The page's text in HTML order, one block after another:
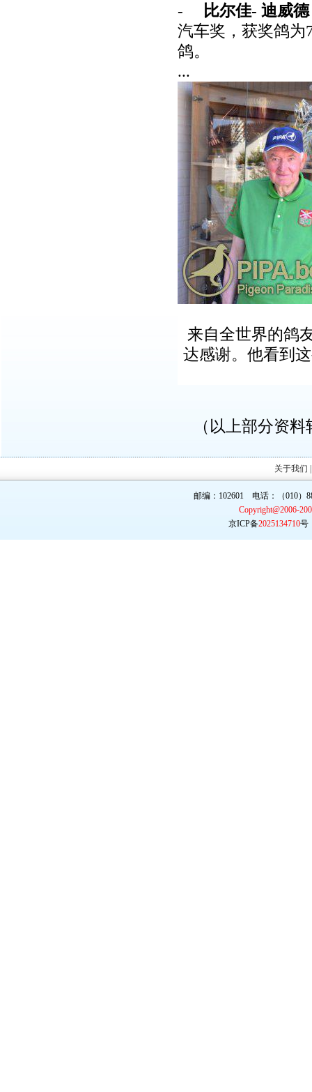
-
比尔佳- 迪威德
汽车奖，获奖鸽为
鸽。
...
来自全世界的鸽
达感谢。他看到
（以上部分资
关于我们
邮编：102601 电话：（010）
Copyright@2006-
京ICP备2025134710号